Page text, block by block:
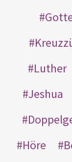
Luther
Jeshua
Höre